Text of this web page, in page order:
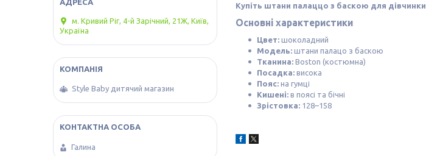
Купіть штани палаццо з баскою для дівчинки
Основні характеристики
Цвет: шоколадний
Модель: штани палацо з баскою
Тканина: Boston (костюмна)
Посадка: висока
Пояс: на гумці
Кишені: в поясі та бічні
Зрістовка: 128–158
м. Кривий Ріг, 4-й Зарічний, 21Ж, Київ,
Україна
Style Baby дитячий магазин
Галина